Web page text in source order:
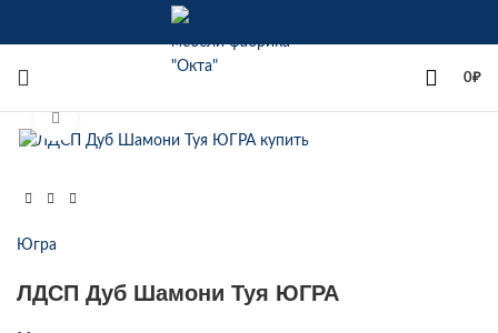
0₽
Югра
ЛДСП Дуб Шамони Туя ЮГРА